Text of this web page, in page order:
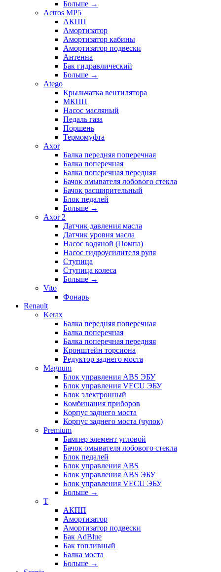
Больше →
Actros MP5
АКПП
Амортизатор
Амортизатор кабины
Амортизатор подвески
Антенна
Бак гидравлический
Больше →
Atego
Крыльчатка вентилятора
МКПП
Насос масляный
Педаль газа
Поршень
Термомуфта
Axor
Балка передняя поперечная
Балка поперечная
Балка поперечная передняя
Бачок омывателя лобового стекла
Бачок расширительный
Блок педалей
Больше →
Axor 2
Датчик давления масла
Датчик уровня масла
Насос водяной (Помпа)
Насос гидроусилителя руля
Ступица
Ступица колеса
Больше →
Vito
Фонарь
Renault
Kerax
Балка передняя поперечная
Балка поперечная
Балка поперечная передняя
Кронштейн торсиона
Редуктор заднего моста
Magnum
Блок управления ABS ЭБУ
Блок управления VECU ЭБУ
Блок электронный
Комбинация приборов
Корпус заднего моста
Корпус заднего моста (чулок)
Premium
Бампер элемент угловой
Бачок омывателя лобового стекла
Блок педалей
Блок управления ABS
Блок управления ABS ЭБУ
Блок управления VECU ЭБУ
Больше →
T
АКПП
Амортизатор
Амортизатор подвески
Бак AdBlue
Бак топливный
Балка моста
Больше →